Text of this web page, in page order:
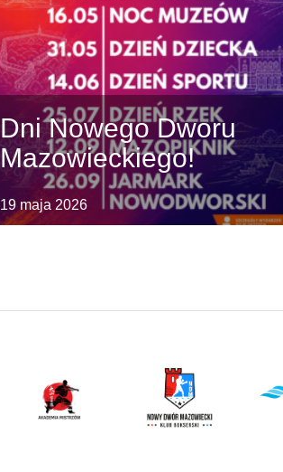
Dni Nowego Dworu
Mazowieckiego!
19 maja 2026